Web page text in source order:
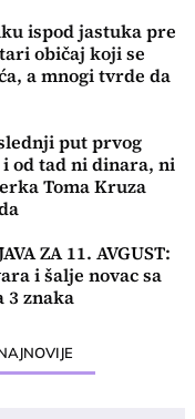
ispod jastuka pre
običaj koji se
a mnogi tvrde da
put prvog
od tad ni dinara, ni
Toma Kruza
ZA 11. AVGUST:
i šalje novac sa
3 znaka